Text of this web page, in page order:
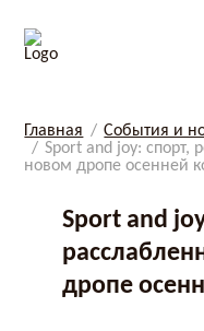
Главная
События и
Sport and joy: спорт,
новом дропе осенней
Sport and
дропе